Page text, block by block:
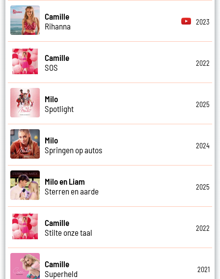
Camille
Rihanna
2023
Camille
SOS
2022
Milo
Spotlight
2025
Milo
Springen op autos
2024
Milo en Liam
Sterren en aarde
2025
Camille
Stilte onze taal
2022
Camille
Superheld
2021